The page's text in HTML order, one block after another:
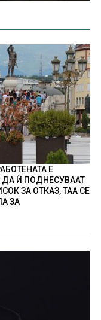
Е
Ѝ ПОДНЕСУВААТ
ЗА ОТКАЗ, ТАА СЕ
ЗА